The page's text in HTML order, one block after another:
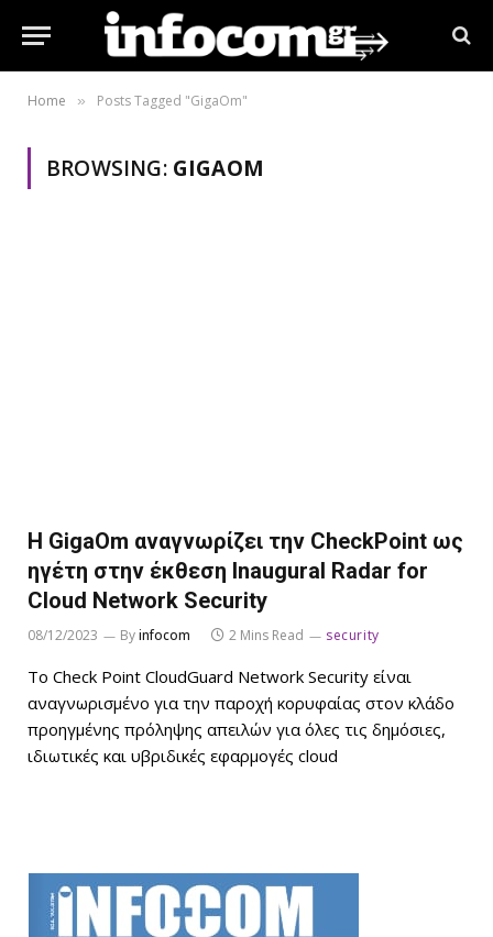
Home » Posts Tagged "GigaOm"
BROWSING: GIGAOM
Η GigaOm αναγνωρίζει την CheckPoint ως
ηγέτη στην έκθεση Inaugural Radar for
Cloud Network Security
08/12/2023 Byinfocom 2 Mins Read security
Το Check Point CloudGuard Network Security είναι
αναγνωρισμένο για την παροχή κορυφαίας στον κλάδο
προηγμένης πρόληψης απειλών για όλες τις δημόσιες,
ιδιωτικές και υβριδικές εφαρμογές cloud